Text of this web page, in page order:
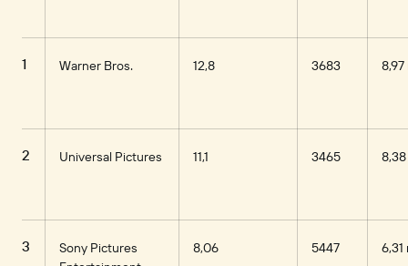
1 Warner Bros. 12,8 3683
2 Universal Pictures 11,1 3465
3
Sony Pictures
8,06 5447